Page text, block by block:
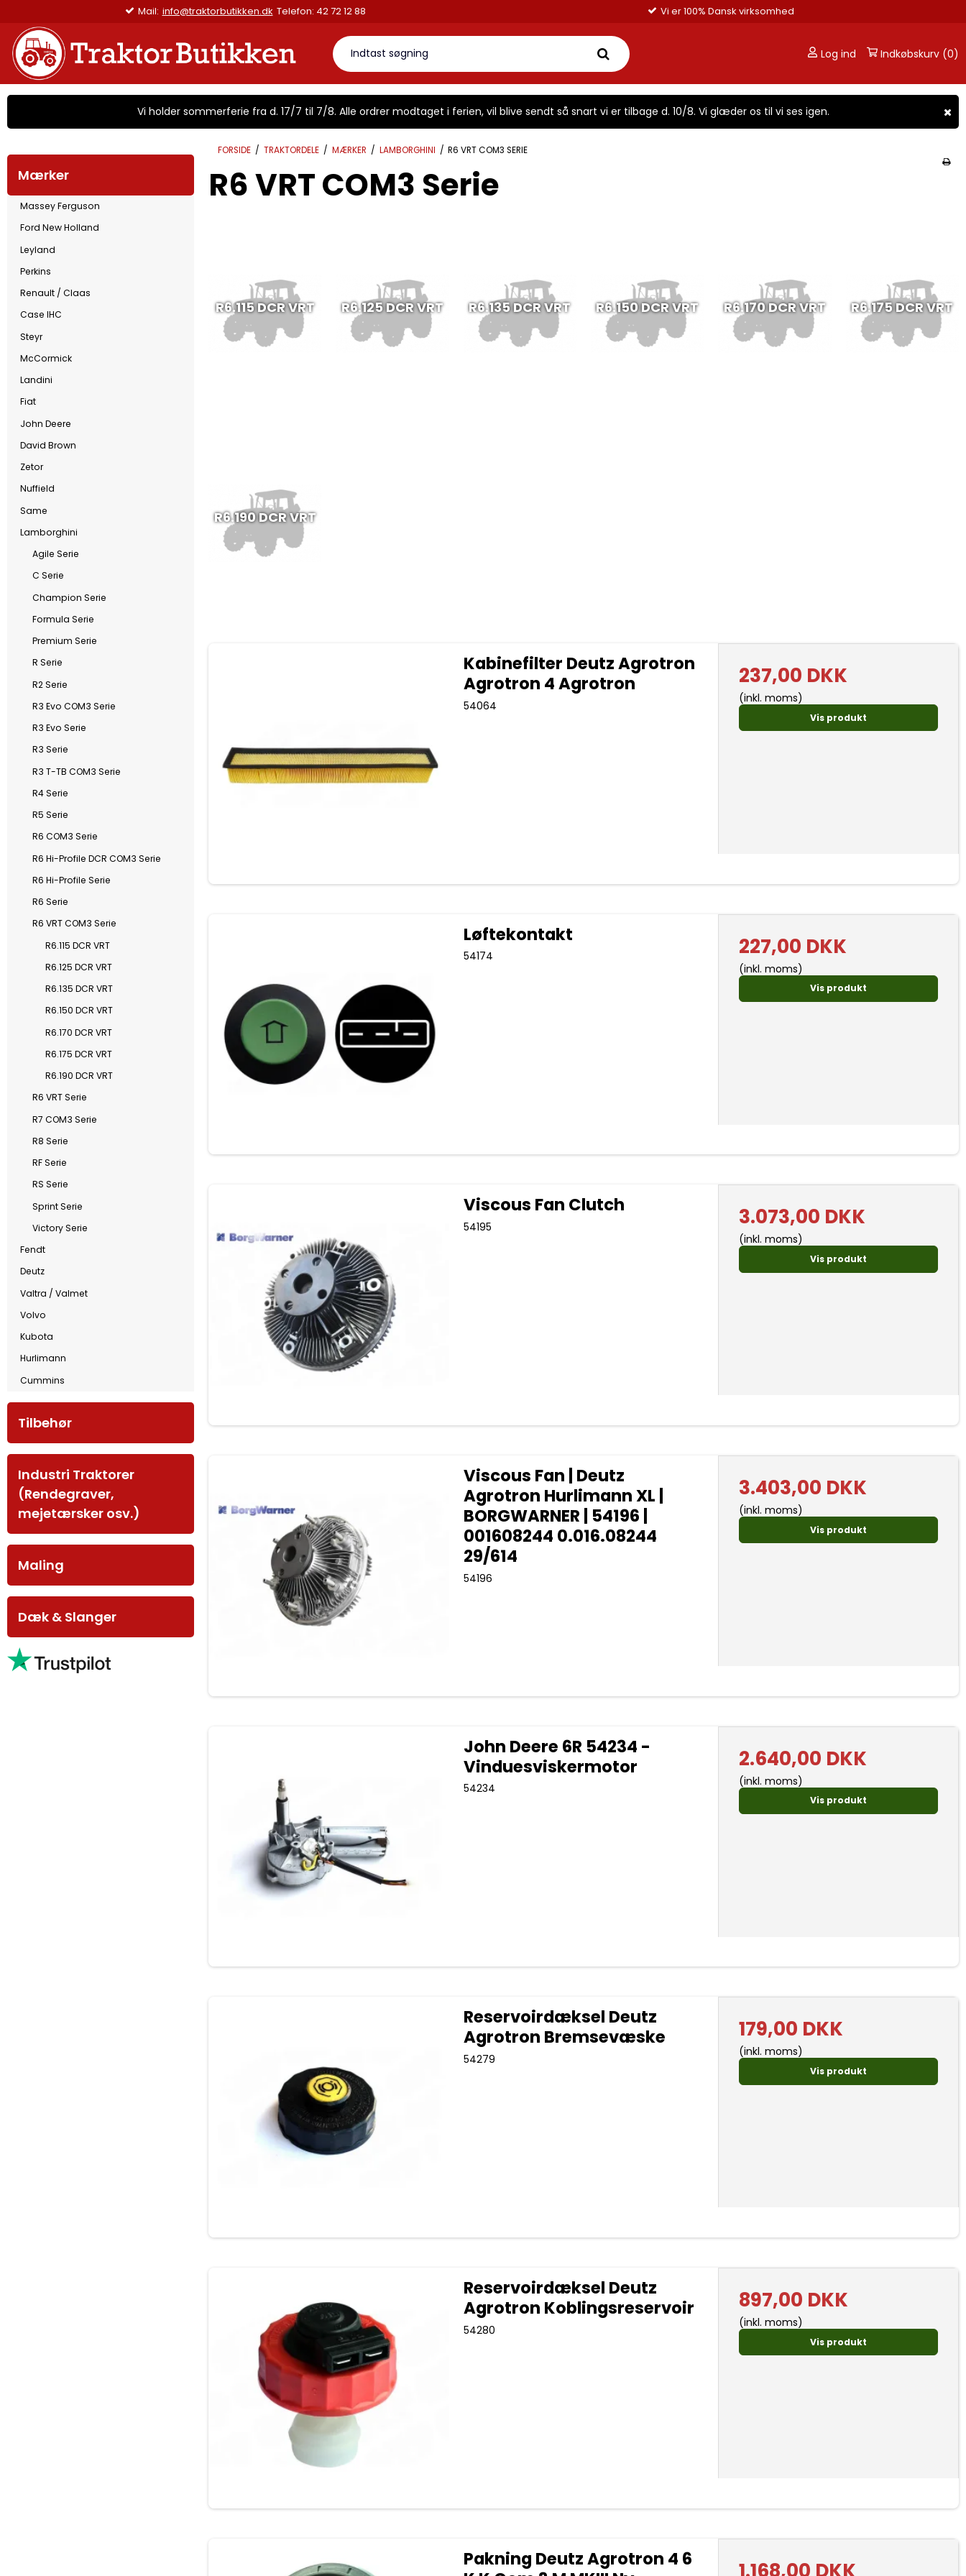
Mail: info@traktorbutikken.dk Telefon: 42 72 12 88 Vi er 100% Dansk virksomhed
Log ind Indkøbskurv (0)
Vi holder sommerferie fra d. 17/7 til 7/8. Alle ordrer modtaget i ferien, vil blive sendt så snart vi er tilbage d. 10/8. Vi glæder os til vi ses igen.
Mærker
Massey Ferguson
Ford New Holland
Leyland
Perkins
Renault / Claas
Case IHC
Steyr
McCormick
Landini
Fiat
John Deere
David Brown
Zetor
Nuffield
Same
Lamborghini
Agile Serie
C Serie
Champion Serie
Formula Serie
Premium Serie
R Serie
R2 Serie
R3 Evo COM3 Serie
R3 Evo Serie
R3 Serie
R3 T-TB COM3 Serie
R4 Serie
R5 Serie
R6 COM3 Serie
R6 Hi-Profile DCR COM3 Serie
R6 Hi-Profile Serie
R6 Serie
R6 VRT COM3 Serie
R6.115 DCR VRT
R6.125 DCR VRT
R6.135 DCR VRT
R6.150 DCR VRT
R6.170 DCR VRT
R6.175 DCR VRT
R6.190 DCR VRT
R6 VRT Serie
R7 COM3 Serie
R8 Serie
RF Serie
RS Serie
Sprint Serie
Victory Serie
Fendt
Deutz
Valtra / Valmet
Volvo
Kubota
Hurlimann
Cummins
Tilbehør
Industri Traktorer
(Rendegraver,
mejetærsker osv.)
Maling
Dæk & Slanger
FORSIDE / TRAKTORDELE / MÆRKER / LAMBORGHINI / R6 VRT COM3 SERIE
R6 VRT COM3 Serie
R6.115 DCR VRT R6.125 DCR VRT R6.135 DCR VRT R6.150 DCR VRT R6.170 DCR VRT R6.175 DCR VRT
R6.190 DCR VRT
Kabinefilter Deutz Agrotron
Agrotron 4 Agrotron
54064
237,00 DKK
(inkl. moms)
Vis produkt
Løftekontakt
54174 227,00 DKK
(inkl. moms)
Vis produkt
Viscous Fan Clutch
54195 3.073,00 DKK
(inkl. moms)
Vis produkt
Viscous Fan | Deutz
Agrotron Hurlimann XL |
BORGWARNER | 54196 |
001608244 0.016.08244
29/614
54196
3.403,00 DKK
(inkl. moms)
Vis produkt
John Deere 6R 54234 -
Vinduesviskermotor
54234
2.640,00 DKK
(inkl. moms)
Vis produkt
Reservoirdæksel Deutz
Agrotron Bremsevæske
54279
179,00 DKK
(inkl. moms)
Vis produkt
Reservoirdæksel Deutz
Agrotron Koblingsreservoir
54280
897,00 DKK
(inkl. moms)
Vis produkt
Pakning Deutz Agrotron 4 6
1.168,00 DKK